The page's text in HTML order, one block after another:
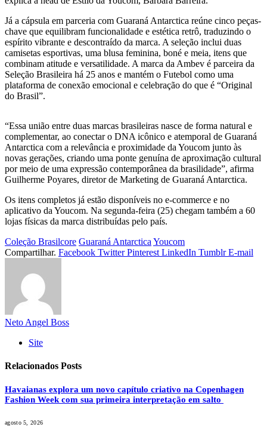
Já a cápsula em parceria com Guaraná Antarctica reúne cinco peças-
chave que equilibram funcionalidade e estética retrô, traduzindo o
espírito vibrante e descontraído da marca. A seleção inclui duas
camisetas esportivas, uma blusa feminina, boné e meia, itens que
combinam atitude e versatilidade. A marca da Ambev é parceira da
Seleção Brasileira há 25 anos e mantém o Futebol como uma
plataforma de conexão emocional e celebração do que é “Original
do Brasil”.
“Essa união entre duas marcas brasileiras nasce de forma natural e
complementar, ao conectar o DNA icônico e atemporal de Guaraná
Antarctica com a relevância e proximidade da Youcom junto às
novas gerações, criando uma ponte genuína de aproximação cultural
por meio de uma expressão contemporânea da brasilidade”, afirma
Guilherme Poyares, diretor de Marketing de Guaraná Antarctica.
Os itens completos já estão disponíveis no e-commerce e no
aplicativo da Youcom. Na segunda-feira (25) chegam também a 60
lojas físicas da marca distribuídas pelo país.
Coleção Brasilcore Guaraná Antarctica Youcom
Compartilhar. Facebook Twitter Pinterest LinkedIn Tumblr E-mail
Neto Angel Boss
Site
Relacionados Posts
Havaianas explora um novo capítulo criativo na Copenhagen
Fashion Week com sua primeira interpretação em salto
agosto 5, 2026